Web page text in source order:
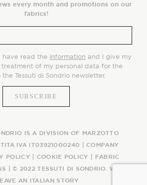
every month and promotions on our
fabrics!
have read the information and I give my
treatment of my personal data for the
Tessuti di Sondrio newsletter.
IS A DIVISION OF MARZOTTO
IVA IT03921000240 | COMPANY
POLICY COOKIE POLICY
FABRIC
| © 2022 TESSUTI DI SONDRIO. WE
AN ITALIAN STORY